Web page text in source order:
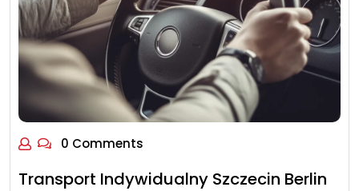
0 Comments
Transport Indywidualny Szczecin Berlin